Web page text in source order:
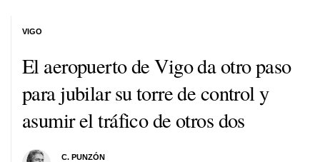
El aeropuerto de Vigo da otro paso
para jubilar su torre de control y
asumir el tráfico de otros dos
C. PUNZÓN
VIGO